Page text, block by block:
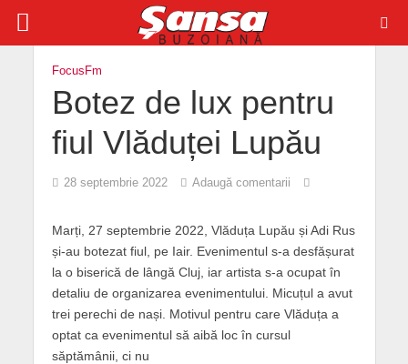
FocusFm
Botez de lux pentru
fiul Vlăduței Lupău
28 septembrie 2022 Adaugă comentarii
Marți, 27 septembrie 2022, Vlăduța Lupău și Adi Rus
și-au botezat fiul, pe Iair. Evenimentul s-a desfășurat
la o biserică de lângă Cluj, iar artista s-a ocupat în
detaliu de organizarea evenimentului. Micuțul a avut
trei perechi de nași. Motivul pentru care Vlăduța a
optat ca evenimentul să aibă loc în cursul
săptămânii, ci nu